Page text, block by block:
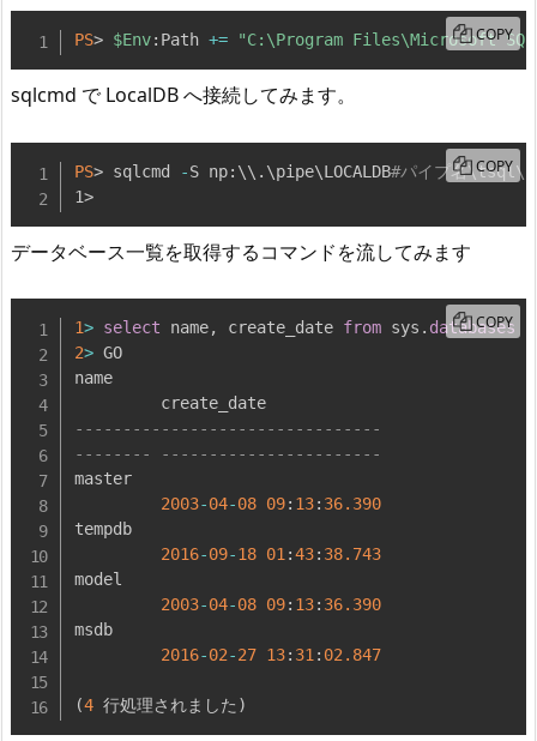
PS> $Env:Path += "C:\Program Files\MicrosoftCOPY
sqlcmd で LocalDB へ接続してみます。
PS> sqlcmd -S np:\\ . \pipe\LOCALDB#パイプ名
1>
COPY
データベース一覧を取得するコマンドを流してみます
1> select name, create_date from sys . databases
2> GO
name
--------------------------------
-------- -----------------------
master
2003-04-08 09: 13: 36.390
tempdb
2016-09-18 01:43: 38.743
model
2003-04-08 09: 13: 36.390
msdb
2016-02-27 13: 31: 02.847
(4 行処理されました )
COPY